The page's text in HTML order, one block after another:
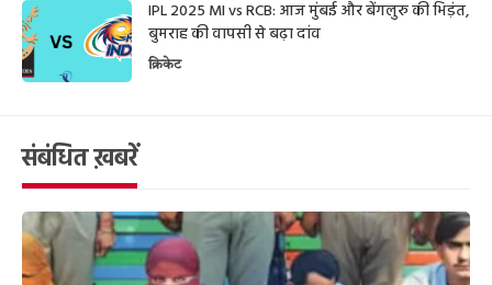
IPL 2025 MI vs RCB: आज मुंबई और बेंगलुरु की भिड़ंत,
बुमराह की वापसी से बढ़ा दांव
क्रिकेट
संबंधित ख़बरें